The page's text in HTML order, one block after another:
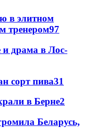
в элитном
тренером97
драма в Лос-
сорт пива31
в Берне2
Беларусь,